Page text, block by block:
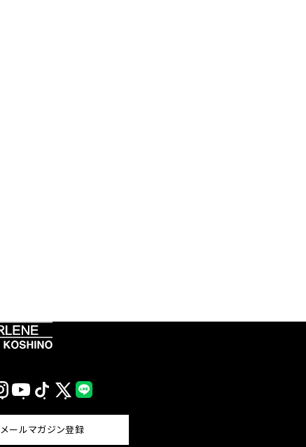
InstagramYouTubeTikTok X
(Twitter)
メールマガジン登録